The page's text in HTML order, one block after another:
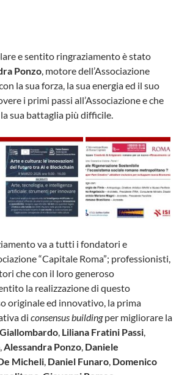
e sentito ringraziamento è stato
Ponzo, motore dell’Associazione
la sua forza, la sua energia ed il suo
i primi passi all’Associazione e che
sua battaglia più difficile.
va a tutti i fondatori e
“Capitale Roma”; professionisti,
che con il loro generoso
la realizzazione di questo
originale ed innovativo, la prima
di consensus buildingper migliorare la
, Liliana Fratini Passi,
,Alessandra Ponzo, Daniele
Micheli, Daniel Funaro, Domenico